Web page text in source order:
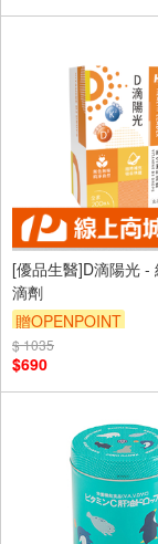
[優品生醫]D滴陽光 -
滴劑
贈OPENPOINT
$ 1035
$690